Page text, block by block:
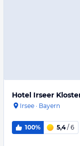
Hotel Irseer
Irsee · Bayern
100% 5,4/ 6